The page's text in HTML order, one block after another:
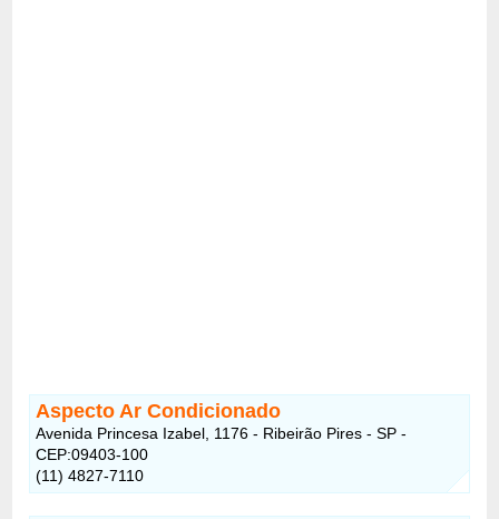
Aspecto Ar Condicionado
Avenida Princesa Izabel, 1176 - Ribeirão Pires - SP -
CEP:09403-100
(11) 4827-7110